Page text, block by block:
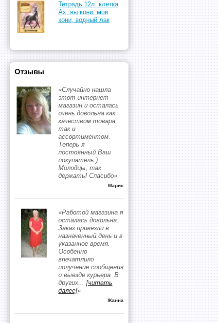
Тетрадь 12л. клетка
Ах, вы кони, мои
кони, водный лак
Отзывы
«Случайно нашла
этот интернет
магазин и осталась
очень довольна как
качеством товара,
так и
ассортиментом.
Теперь я
постоянный Ваш
покупатель )
Молодцы, так
держать! Спасибо»
Мария
«Работой магазина я
осталась довольна.
Заказ привезли в
назначенный день и в
указанное время.
Особенно
впечатлило
получение сообщения
о выезде курьера. В
других... [читать
далее]»
Жанна